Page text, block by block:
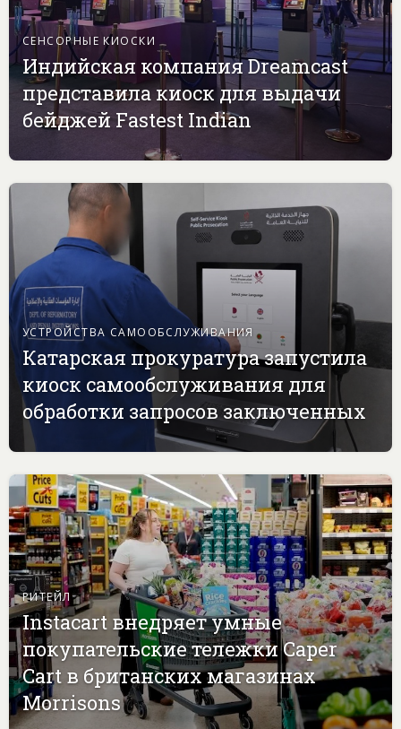
СЕНСОРНЫЕ КИОСКИ
Индийская компания Dreamcast
представила киоск для выдачи
бейджей Fastest Indian
УСТРОЙСТВА САМООБСЛУЖИВАНИЯ
Катарская прокуратура запустила
киоск самообслуживания для
обработки запросов заключенных
РИТЕЙЛ
Instacart внедряет умные
покупательские тележки Caper
Cart в британских магазинах
Morrisons